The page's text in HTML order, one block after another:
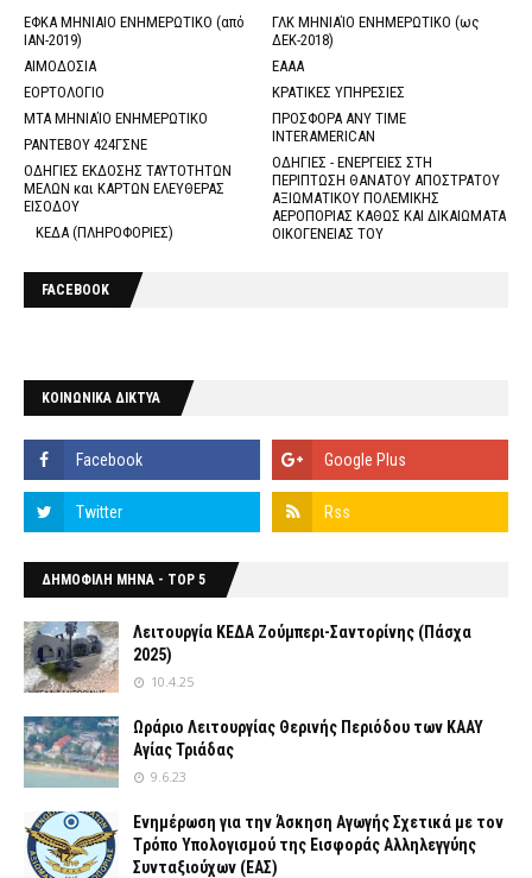
ΕΦΚΑ ΜΗΝΙΑΙΟ ΕΝΗΜΕΡΩΤΙΚΟ (από
ΙΑΝ-2019)
ΓΛΚ ΜΗΝΙΑΊΟ ΕΝΗΜΕΡΩΤΙΚΟ (ως
ΔΕΚ-2018)
ΑΙΜΟΔΟΣΙΑ
ΕΑΑΑ
ΕΟΡΤΟΛΟΓΙΟ
ΚΡΑΤΙΚΕΣ ΥΠΗΡΕΣΙΕΣ
ΜΤΑ ΜΗΝΙΑΊΟ ΕΝΗΜΕΡΩΤΙΚΟ
ΠΡΟΣΦΟΡΑ ANY TIME
INTERAMERICAN
ΡΑΝΤΕΒΟΥ 424ΓΣΝΕ
ΟΔΗΓΙΕΣ - ΕΝΕΡΓΕΙΕΣ ΣΤΗ
ΠΕΡΙΠΤΩΣΗ ΘΑΝΑΤΟΥ ΑΠΟΣΤΡΑΤΟΥ
ΑΞΙΩΜΑΤΙΚΟΥ ΠΟΛΕΜΙΚΗΣ
ΑΕΡΟΠΟΡΙΑΣ ΚΑΘΩΣ ΚΑΙ ΔΙΚΑΙΩΜΑΤΑ
ΟΙΚΟΓΕΝΕΙΑΣ ΤΟΥ
ΟΔΗΓΙΕΣ ΕΚΔΟΣΗΣ ΤΑΥΤΟΤΗΤΩΝ
ΜΕΛΩΝ και ΚΑΡΤΩΝ ΕΛΕΥΘΕΡΑΣ
ΕΙΣΟΔΟΥ
ΚΕΔΑ (ΠΛΗΡΟΦΟΡΙΕΣ)
FACEBOOK
ΚΟΙΝΩΝΙΚΑ ΔΙΚΤΥΑ
ΔΗΜΟΦΙΛΗ ΜΗΝΑ - TOP 5
Λειτουργία ΚΕΔΑ Ζούμπερι-Σαντορίνης (Πάσχα
2025)
10.4.25
Ωράριο Λειτουργίας Θερινής Περιόδου των ΚΑΑΥ
Αγίας Τριάδας
9.6.23
Ενημέρωση για την Άσκηση Αγωγής Σχετικά με τον
Tρόπο Yπολογισμού της Εισφοράς Αλληλεγγύης
Συνταξιούχων (ΕΑΣ)